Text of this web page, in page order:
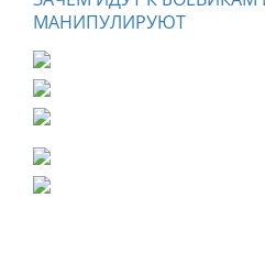
МАНИПУЛИРУЮТ